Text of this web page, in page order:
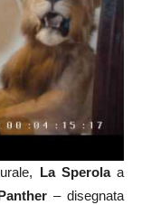
La Sperolaa
– disegnata